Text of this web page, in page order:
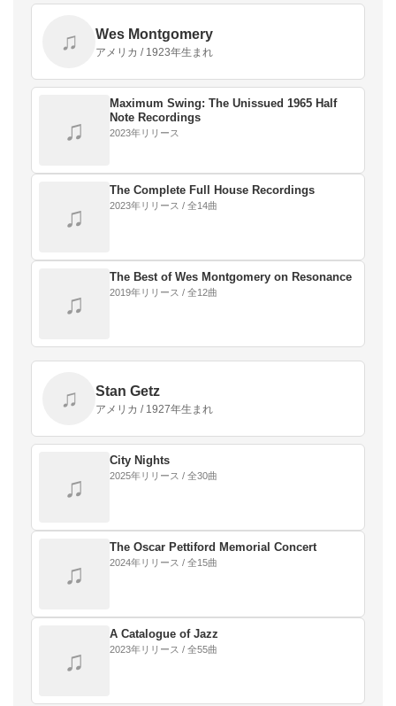
♫ Wes Montgomery
アメリカ / 1923年生まれ
♫
Maximum Swing: The Unissued 1965 Half
Note Recordings
2023年リリース
♫
The Complete Full House Recordings
2023年リリース / 全14曲
♫
The Best of Wes Montgomery on Resonance
2019年リリース / 全12曲
♫ Stan Getz
アメリカ / 1927年生まれ
♫
City Nights
2025年リリース / 全30曲
♫
The Oscar Pettiford Memorial Concert
2024年リリース / 全15曲
♫
A Catalogue of Jazz
2023年リリース / 全55曲